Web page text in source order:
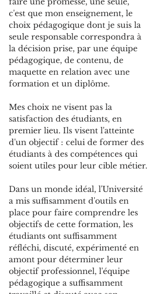
c'est que mon enseignement, le
choix pédagogique dont je suis la
seule responsable correspondra à
la décision prise, par une équipe
pédagogique, de contenu, de
maquette en relation avec une
formation et un diplôme.
Mes choix ne visent pas la
satisfaction des étudiants, en
premier lieu. Ils visent l'atteinte
d'un objectif : celui de former des
étudiants à des compétences qui
soient utiles pour leur cible métier.
Dans un monde idéal, l'Université
a mis suffisamment d'outils en
place pour faire comprendre les
objectifs de cette formation, les
étudiants ont suffisamment
réfléchi, discuté, expérimenté en
amont pour déterminer leur
objectif professionnel, l'équipe
pédagogique a suffisamment